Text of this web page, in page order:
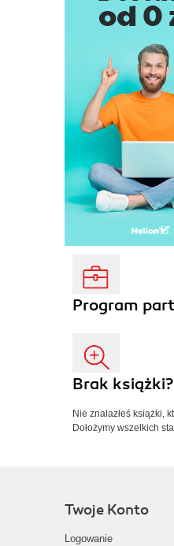
Program
Brak
Nie znalazłeś książki,
Dołożymy wszelkich
Twoje Konto
Logowanie